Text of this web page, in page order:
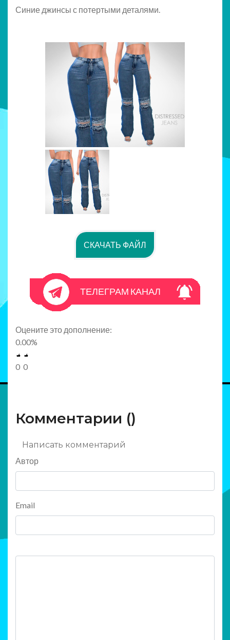
Синие джинсы с потертыми деталями.
СКАЧАТЬ ФАЙЛ
ТЕЛЕГРАМ КАНАЛ
Оцените это дополнение:
0.00%
0 0
Комментарии ()
Написать комментарий
Автор
Email